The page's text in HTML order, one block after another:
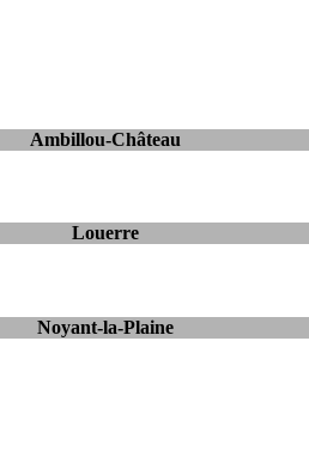
Ambillou-Château
Louerre
Noyant-la-Plaine